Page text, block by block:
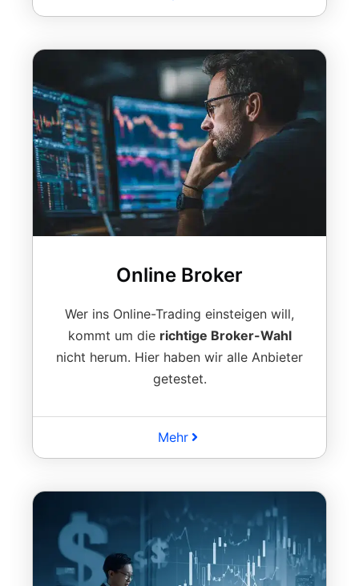
Online Broker
Wer ins Online-Trading einsteigen will,
kommt um die richtige Broker-Wahl
nicht herum. Hier haben wir alle Anbieter
getestet.
Mehr